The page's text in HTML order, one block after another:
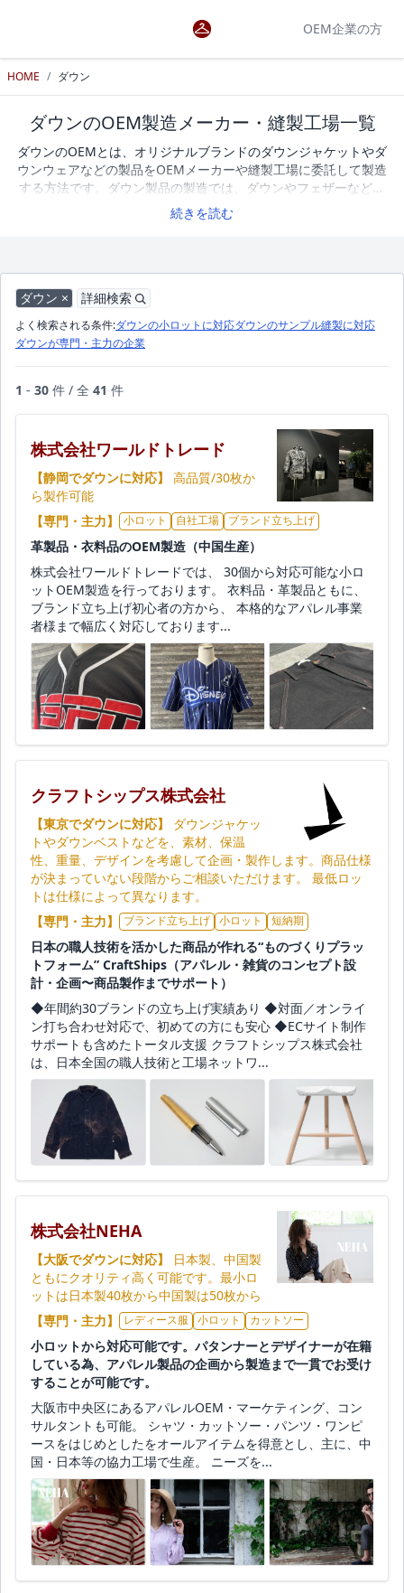
OEM企業の方
HOME / ダウン
ダウンのOEM製造メーカー・縫製工場一覧
ダウンのOEMとは、オリジナルブランドのダウンジャケットやダ
ウンウェアなどの製品をOEMメーカーや縫製工場に委託して製造
する方法です。ダウン製品の製造では、ダウンやフェザーなどの
中綿素材の品質や配合、保温性に加え、ダウンパック構造や縫製
仕様によって仕上がりや機能性が大きく変わります。オリジナル
らOEMメーカーや縫製工場を選ぶことが重要です。アパレルOEM
検索では、ダウンジャケット・ダウンウェアの製造に対応する
OEMメーカーや縫製工場を掲載しています。企業一覧を比較しな
がら、条件に合ったOEMパートナーを探すことができます。現
在、ダウンのOEM製造に対応するメーカー・縫製工場を41社掲載
しています。
続きを読む
ダウン × 詳細検索
よく検索される条件:ダウンの小ロットに対応ダウンのサンプル縫製に対応
ダウンが専門・主力の企業
1 - 30 件 / 全 41 件
株式会社ワールドトレード
【静岡でダウンに対応】
高品質/30枚か
ら製作可能
【専門・主力】
小ロット 自社工場 ブランド立ち上げ
革製品・衣料品のOEM製造（中国生産）
株式会社ワールドトレードでは、 30個から対応可能な小ロ
ットOEM製造を行っております。 衣料品・革製品ともに、
ブランド立ち上げ初心者の方から、 本格的なアパレル事業
者様まで幅広く対応しております...
クラフトシップス株式会社
【東京でダウンに対応】
ダウンジャケッ
トやダウンベストなどを、素材、保温
性、重量、デザインを考慮して企画・製作します。商品仕様
が決まっていない段階からご相談いただけます。 最低ロッ
トは仕様によって異なります。
【専門・主力】
ブランド立ち上げ 小ロット 短納期
日本の職人技術を活かした商品が作れる“ものづくりプラッ
トフォーム” CraftShips（アパレル・雑貨のコンセプト設
計・企画〜商品製作までサポート）
◆年間約30ブランドの立ち上げ実績あり ◆対面／オンライ
ン打ち合わせ対応で、初めての方にも安心 ◆ECサイト制作
サポートも含めたトータル支援 クラフトシップス株式会社
は、日本全国の職人技術と工場ネットワ...
株式会社NEHA
【大阪でダウンに対応】
日本製、中国製
ともにクオリティ高く可能です。最小ロ
ットは日本製40枚から中国製は50枚から
【専門・主力】
レディース服 小ロット カットソー
小ロットから対応可能です。パタンナーとデザイナーが在籍
している為、アパレル製品の企画から製造まで一貫でお受け
することが可能です。
大阪市中央区にあるアパレルOEM・マーケティング、コン
サルタントも可能。 シャツ・カットソー・パンツ・ワンピ
ースをはじめとしたをオールアイテムを得意とし、主に、中
国・日本等の協力工場で生産。 ニーズを...